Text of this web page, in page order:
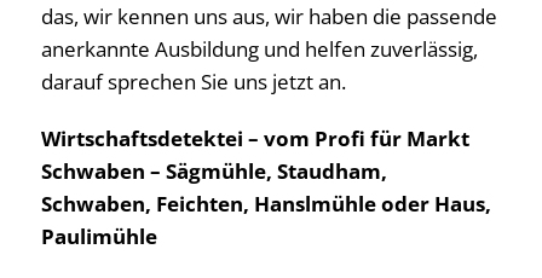
das, wir kennen uns aus, wir haben die passende
anerkannte Ausbildung und helfen zuverlässig,
darauf sprechen Sie uns jetzt an.
Wirtschaftsdetektei – vom Profi für Markt
Schwaben – Sägmühle, Staudham,
Schwaben, Feichten, Hanslmühle oder Haus,
Paulimühle